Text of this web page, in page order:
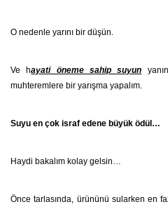
O nedenle yarını bir düşün.
Ve hayati öneme sahip suyun
muhteremlere bir yarışma yapalım.
Suyu en çok israf edene büyük ödül…
Haydi bakalım kolay gelsin…
Önce tarlasında, ürününü sularken en